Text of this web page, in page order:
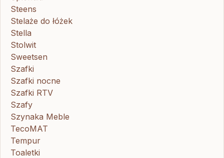
Steens
Stelaże do łóżek
Stella
Stolwit
Sweetsen
Szafki
Szafki nocne
Szafki RTV
Szafy
Szynaka Meble
TecoMAT
Tempur
Toaletki